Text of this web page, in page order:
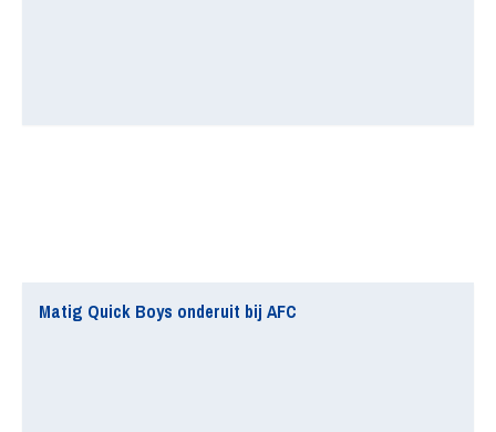
Matig Quick Boys onderuit bij AFC